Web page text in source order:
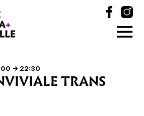
-> 22:30
TRANS